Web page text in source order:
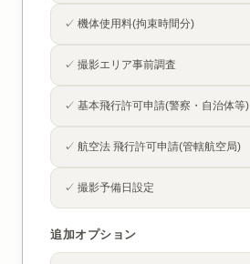
✓ 機体使用料(拘束時間分)
✓ 撮影エリア事前調査
✓ 基本飛行許可申請(警察・自治体等)
✓ 航空法 飛行許可申請(管轄航空局)
✓ 撮影予備日設定
追加オプション